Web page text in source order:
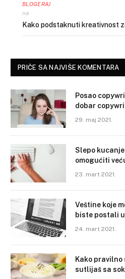
BLOGERAJ
na
Kako podstaknuti kreativnost
PRIČE SA NAJVIŠE KOMENTARA
Posao
dobar
29. maj 2021.
Slepo kucanje
omogućiti
23. mart 2021.
Veštine koje
biste postali
24. mart 2021.
Kako
sutlijaš sa